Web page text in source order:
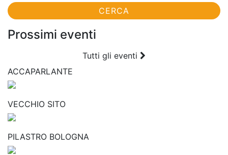
Prossimi eventi
Tutti gli eventi
ACCAPARLANTE
VECCHIO SITO
PILASTRO BOLOGNA